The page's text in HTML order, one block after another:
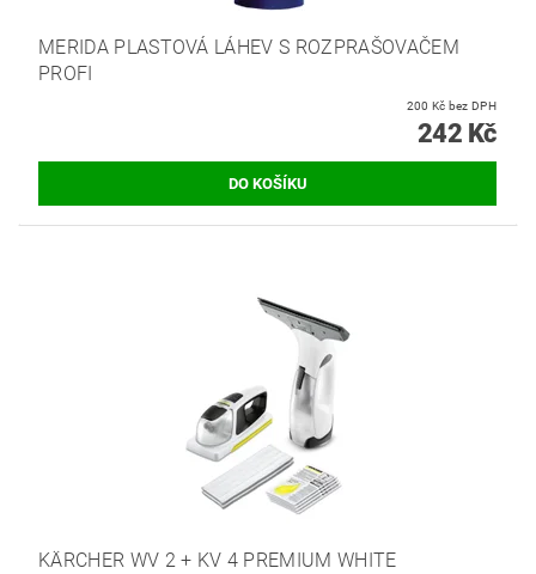
MERIDA PLASTOVÁ LÁHEV S ROZPRAŠOVAČEM
PROFI
200 Kč bez DPH
242 Kč
KÄRCHER WV 2 + KV 4 PREMIUM WHITE